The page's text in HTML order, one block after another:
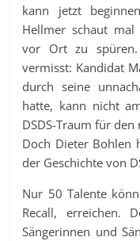
kann jetzt
Hellmer schaut mal
vor Ort zu
vermisst: Kandidat
durch seine
hatte, kann nicht
DSDS-Traum für
Doch Dieter Bohlen
der Geschichte von
Nur 50 Talente
Recall, erreichen.
Sängerinnen und